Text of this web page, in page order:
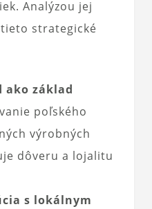
Analýzou jej
strategické
ako základ
poľského
výrobných
dôveru a lojalitu
s lokálnym